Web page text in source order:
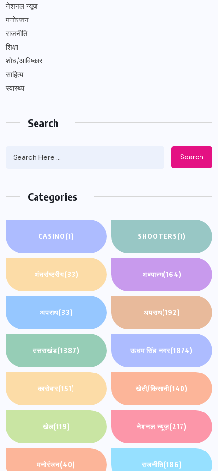
नेशनल न्यूज़
मनोरंजन
राजनीति
शिक्षा
शोध/आविष्कार
साहित्य
स्वास्थ्य
Search
Search
Categories
CASINO(1) SHOOTERS(1)
अंतर्राष्ट्रीय(33) अध्यात्म(164)
अपराध(33) अपराध(192)
उत्तराखंड(1387) ऊधम सिंह नगर(1874)
कारोबार(151) खेती/किसानी(140)
खेल(119) नेशनल न्यूज़(217)
मनोरंजन(40) राजनीति(186)